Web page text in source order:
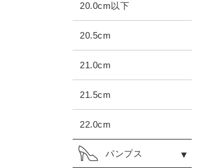
20.0cm以下
20.5cm
21.0cm
21.5cm
22.0cm
パンプス